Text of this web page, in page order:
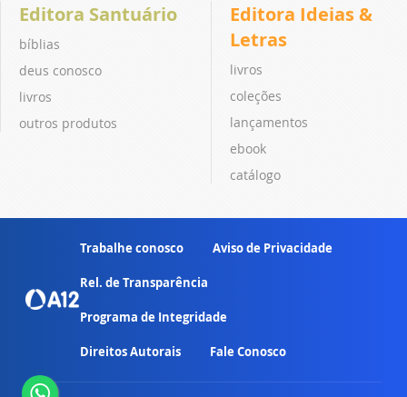
Editora Santuário
bíblias
deus conosco
livros
outros produtos
Editora Ideias &
Letras
livros
coleções
lançamentos
ebook
catálogo
Trabalhe conosco Aviso de Privacidade
Rel. de Transparência
Programa de Integridade
Direitos Autorais Fale Conosco